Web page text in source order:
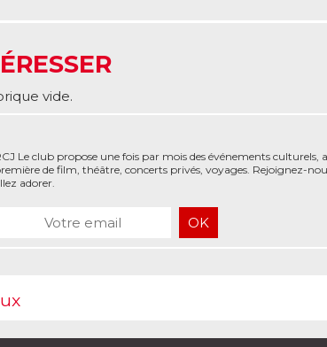
vide.
Le club propose une fois par mois des événements culturels,
de film, théâtre, concerts privés, voyages. Rejoignez-
adorer.